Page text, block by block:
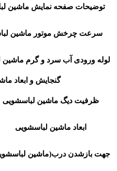
توضیحات صفحه نمایش ماشین
سرعت چرخش موتور ماشین
لوله ورودی آب سرد و گرم ماشین
گنجایش و ابعاد
ظرفیت دیگ ماشین لباسشویی
ابعاد ماشین لباسشویی
جهت بازشدن درب(ماشین